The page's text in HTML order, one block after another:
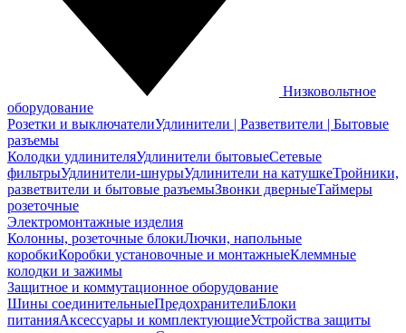
Низковольтное
оборудование
Розетки и выключателиУдлинители | Разветвители | Бытовые
разъемы
Колодки удлинителяУдлинители бытовыеСетевые
фильтрыУдлинители-шнурыУдлинители на катушкеТройники,
разветвители и бытовые разъемыЗвонки дверныеТаймеры
розеточные
Электромонтажные изделия
Колонны, розеточные блокиЛючки, напольные
коробкиКоробки установочные и монтажныеКлеммные
колодки и зажимы
Защитное и коммутационное оборудование
Шины соединительныеПредохранителиБлоки
питанияАксессуары и комплектующиеУстройства защиты